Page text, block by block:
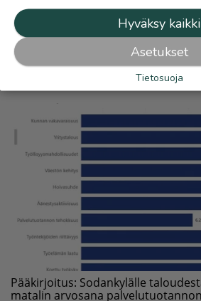
Hyväksy kaikki
Asetukset
Tietosuoja